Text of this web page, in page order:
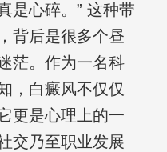
是心碎。” 这种带
背后是很多个昼
茫。作为一名科
，白癜风不仅仅
更是心理上的一
交乃至职业发展